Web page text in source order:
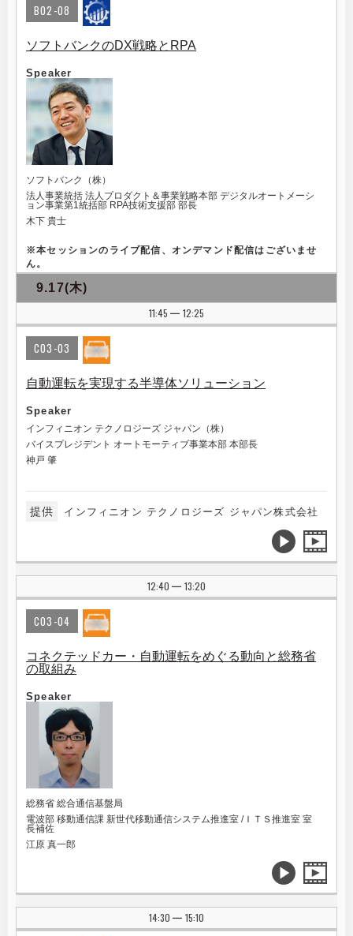
B02-08
ソフトバンクのDX戦略とRPA
Speaker
ソフトバンク（株）
法人事業統括 法人プロダクト＆事業戦略本部 デジタルオートメーシ
ョン事業第1統括部 RPA技術支援部 部長
木下 貴士
※本セッションのライブ配信、オンデマンド配信はございませ
ん。
9.17(木)
11:45
| 12:25
C03-03
自動運転を実現する半導体ソリューション
Speaker
インフィニオン テクノロジーズ ジャパン（株）
バイスプレジデント オートモーティブ事業本部 本部長
神戸 肇
提供 インフィニオン テクノロジーズ ジャパン株式会社
12:40 | 13:20
C03-04
コネクテッドカー・自動運転をめぐる動向と総務省
の取組み
Speaker
総務省 総合通信基盤局
電波部 移動通信課 新世代移動通信システム推進室 /ＩＴＳ推進室 室
長補佐
江原 真一郎
14:30 | 15:10